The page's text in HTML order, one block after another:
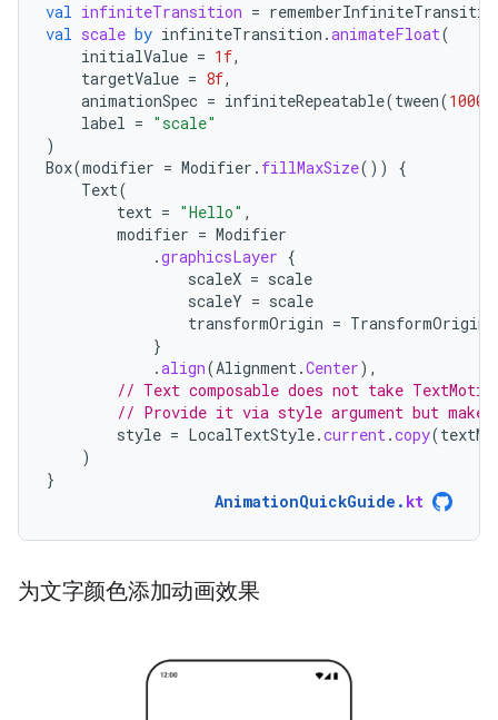
val infiniteTransition =
val scale by infiniteTransition .animateFloat(
initialValue = 1f,
targetValue = 8f,
animationSpec = infiniteRepeatable(tween(1000
label = "scale"
)
Box(modifier = Modifier . fillMaxSize())
{
Text(
text = "Hello" ,
modifier = Modifier
.graphicsLayer {
scaleX = scale
scaleY = scale
transformOrigin = TransformOrigin
}
.align(Alignment.Center),
// Text composable does not take
// Provide it via style argument but make
style = LocalTextStyle.current.copy(
)
}
AnimationQuickGuide . kt
为文字颜色添加动画效果